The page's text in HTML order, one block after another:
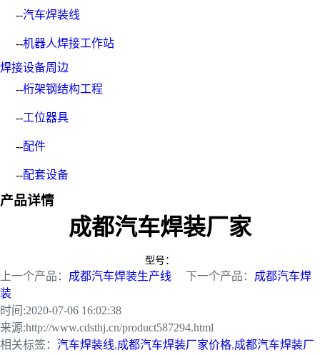
--汽车焊装线
--机器人焊接工作站
焊接设备周边
--桁架钢结构工程
--工位器具
--配件
--配套设备
产品详情
成都汽车焊装厂家
型号：
上一个产品： 成都汽车焊装生产线 下一个产品： 成都汽车焊
装
时间:2020-07-06 16:02:38
来源:http://www.cdsthj.cn/product587294.html
相关标签： 汽车焊装线,成都汽车焊装厂家价格,成都汽车焊装厂